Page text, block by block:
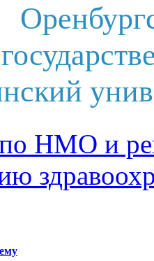
НМО и